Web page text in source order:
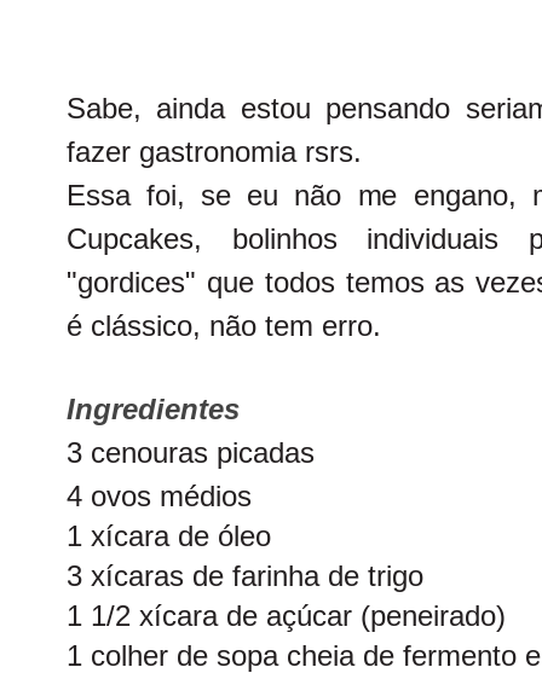
Sabe, ainda estou pensando
fazer gastronomia rsrs.
Essa foi, se eu não me engano,
Cupcakes, bolinhos
"gordices" que todos temos as
é clássico, não tem erro.
Ingredientes
3 cenouras picadas
4 ovos médios
1 xícara de óleo
3 xícaras de farinha de trigo
1 1/2 xícara de açúcar (peneirado)
1 colher de sopa cheia de fermento